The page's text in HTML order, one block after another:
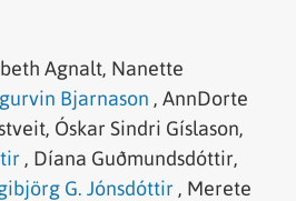
Agnalt, Nanette
Bjarnason , AnnDorte
Óskar Sindri Gíslason,
, Díana Guðmundsdóttir,
G. Jónsdóttir , Merete